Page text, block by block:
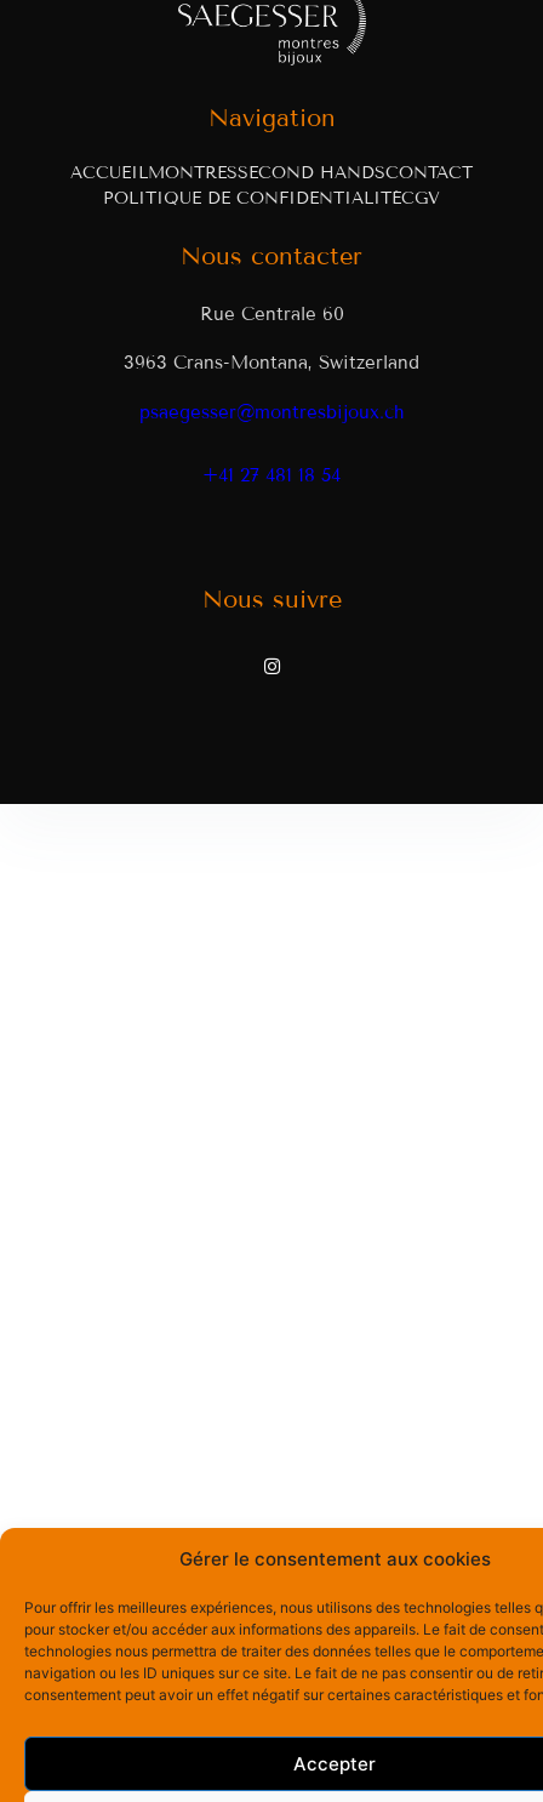
Gérer le consentement aux cookies
Pour offrir les meilleures expériences, nous utilisons des technologies telles
pour stocker et/ou accéder aux informations des appareils. Le fait de
technologies nous permettra de traiter des données telles que le
navigation ou les ID uniques sur ce site. Le fait de ne pas consentir ou de
consentement peut avoir un effet négatif sur certaines caractéristiques et
Accepter
Navigation
ACCUEILMONTRESSECOND HANDSCONTACT
POLITIQUE DE CONFIDENTIALITÉCGV
Nous contacter
Rue Centrale 60
3963 Crans-Montana, Switzerland
psaegesser@montresbijoux.ch
+41 27 481 18 54
Nous suivre